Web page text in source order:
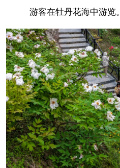
游客在牡丹花海中游览。